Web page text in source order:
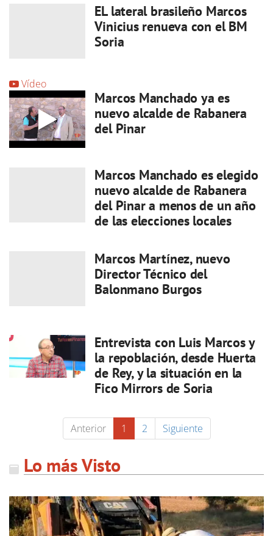
EL lateral brasileño Marcos
Vinicius renueva con el BM
Soria
Vídeo
Marcos Manchado ya es
nuevo alcalde de Rabanera
del Pinar
Marcos Manchado es elegido
nuevo alcalde de Rabanera
del Pinar a menos de un año
de las elecciones locales
Marcos Martínez, nuevo
Director Técnico del
Balonmano Burgos
Entrevista con Luis Marcos y
la repoblación, desde Huerta
de Rey, y la situación en la
Fico Mirrors de Soria
Anterior 1 2 Siguiente
Lo más Visto